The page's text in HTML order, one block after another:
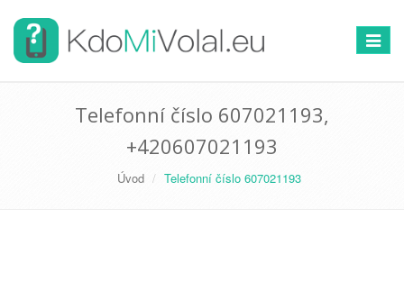
Telefonní číslo 607021193,
+420607021193
Úvod Telefonní číslo 607021193